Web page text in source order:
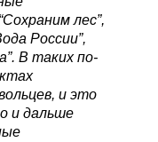
лес”,
России”,
В таких по-
и это
и дальше